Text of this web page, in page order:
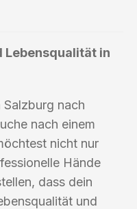
Lebensqualität in
nach
nach einem
nicht nur
Hände
dass dein
und